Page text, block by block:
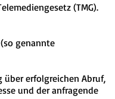
(TMG).
genannte
über erfolgreichen Abruf,
und der anfragende